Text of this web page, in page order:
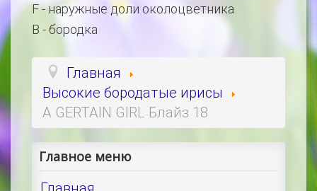
F - наружные доли околоцветника
B - бородка
Главная
Высокие бородатые ирисы
A GERTAIN GIRL Блайз 18
Главное меню